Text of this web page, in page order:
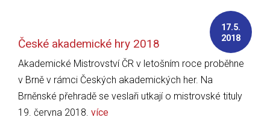
17.5.
2018
České akademické hry 2018
Akademické Mistrovství ČR v letošním roce proběhne
v Brně v rámci Českých akademických her. Na
Brněnské přehradě se veslaři utkají o mistrovské tituly
19. června 2018. více